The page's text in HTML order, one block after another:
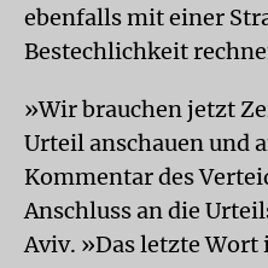
ebenfalls mit einer
Bestechlichkeit
»Wir brauchen jetzt
Urteil anschauen und
Kommentar des
Anschluss an die
Aviv. »Das letzte